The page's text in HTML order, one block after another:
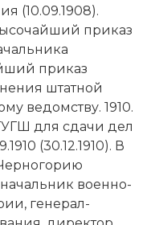
(10.09.1908).
приказ
приказ
штатной
ведомству. 1910.
для сдачи дел
(30.12.1910). В
начальник военно-
генерал-